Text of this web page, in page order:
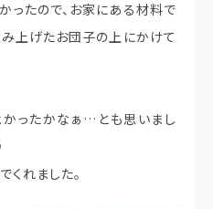
ったので、お家にある材料で
み上げたお団子の上にかけて
ったかなぁ…とも思いまし
くれました。